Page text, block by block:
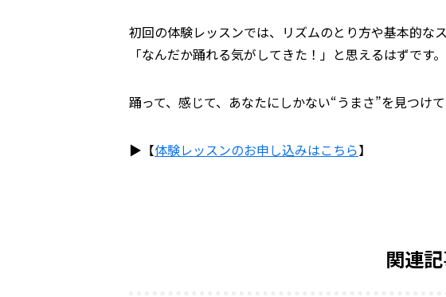
初回の体験レッスンでは、リズムのとり方や基本的な
「なんだか踊れる気がしてきた！」と思えるはずです。
踊って、感じて、あなたにしかない“うまさ”を見つけ
▶【体験レッスンのお申し込みはこちら】
関連